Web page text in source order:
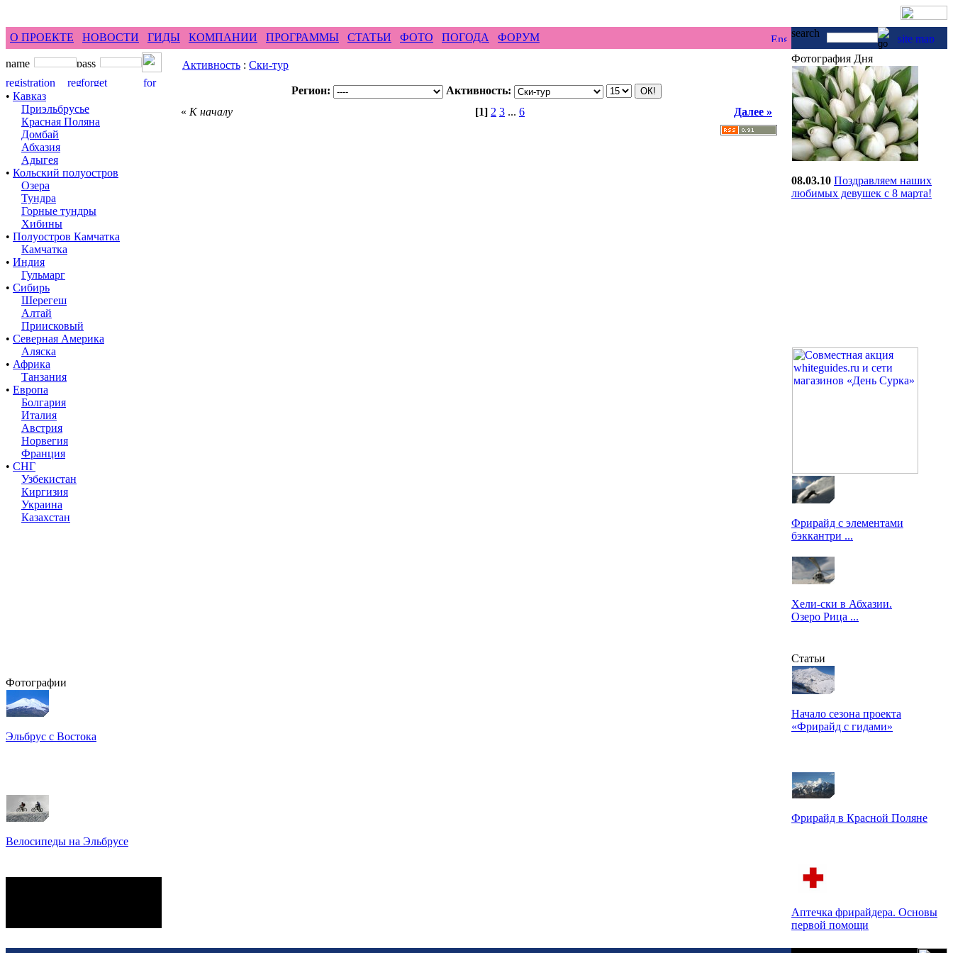
О ПРОЕКТЕ НОВОСТИ ГИДЫ КОМПАНИИ ПРОГРАММЫ СТАТЬИ ФОТО ПОГОДА ФОРУМ
• Кавказ
Приэльбрусье
Красная Поляна
Домбай
Абхазия
Адыгея
• Кольский полуостров
Озера
Тундра
Горные тундры
Хибины
• Полуостров Камчатка
Камчатка
• Индия
Гульмарг
• Сибирь
Шерегеш
Алтай
Приисковый
• Северная Америка
Аляска
• Африка
Танзания
• Европа
Болгария
Италия
Австрия
Норвегия
Франция
• СНГ
Узбекистан
Киргизия
Украина
Казахстан
Фотографии
Эльбрус с Востока
Велосипеды на Эльбрусе
Активность : Ски-тур
Регион:
Активность:
« К началу [1] 2 3 ... 6 Далее »
Фотография Дня
08.03.10 Поздравляем наших
любимых девушек с 8 марта!
Фрирайд с элементами
бэккантри ...
Хели-ски в Абхазии.
Озеро Рица ...
Статьи
Начало сезона проекта
«Фрирайд с гидами»
Фрирайд в Красной Поляне
Аптечка фрирайдера. Основы
первой помощи